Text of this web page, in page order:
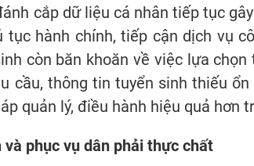
cắp dữ liệu cá nhân tiếp tục
hành chính, tiếp cận dịch vụ
còn băn khoăn về việc lựa
cầu, thông tin tuyển sinh thiếu
quản lý, điều hành hiệu quả hơn
và phục vụ dân phải thực chất